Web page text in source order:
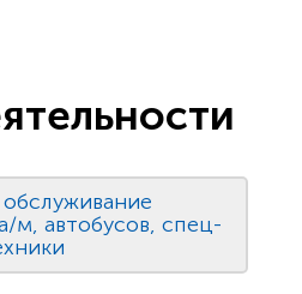
м, автобусов, спец-